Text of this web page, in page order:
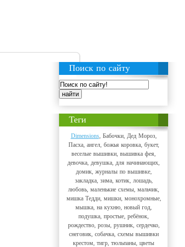
Поиск по сайту
Теги
Dimensions, Бабочки, Дед Мороз,
Пасха, ангел, божья коровка, букет,
веселые вышивки, вышивка фея,
девочка, девушка, для начинающих,
домик, журналы по вышивке,
закладка, зима, котик, лошадь,
любовь, маленькие схемы, мальчик,
мишка Тедди, мишки, монохромные,
мышка, на кухню, новый год,
подушка, простые, ребёнок,
рождество, розы, рушник, сердечко,
снеговик, собачка, схемы вышивки
крестом, тигр, тюльпаны, цветы